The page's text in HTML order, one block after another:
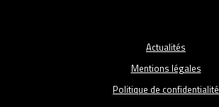
Actualités
Mentions légales
Politique de confidentialité